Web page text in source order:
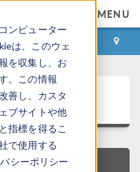
ンピューター
は、このウェ
を収集し、お
。この情報
善し、カスタ
ブサイトや他
指標を得るこ
で使用する
シーポリシー
MENU
お問い合わせ
ャラリ